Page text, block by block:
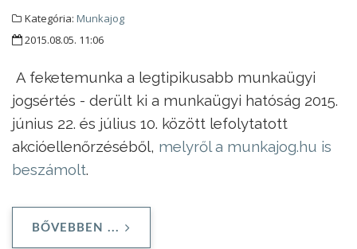
Kategória: Munkajog
2015.08.05. 11:06
A feketemunka a legtipikusabb munkaügyi
jogsértés - derült ki a munkaügyi hatóság 2015.
június 22. és július 10. között lefolytatott
akcióellenőrzéséből, melyről a munkajog.hu is
beszámolt.
BŐVEBBEN ...